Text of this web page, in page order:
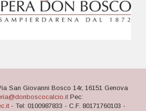
San Giovanni Bosco 14r, 16151 Genova
Pec:
- Tel: 0100987833 - C.F. 80171760103 -